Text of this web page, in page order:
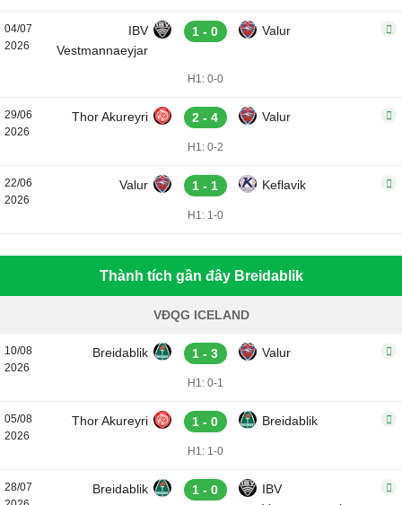
04/07
2026
IBV
Vestmannaeyjar
1 - 0 Valur
H1: 0-0
29/06
2026
Thor Akureyri 2 - 4 Valur
H1: 0-2
22/06
2026
Valur 1 - 1 Keflavik
H1: 1-0
Thành tích gần đây Breidablik
VĐQG ICELAND
10/08
2026
Breidablik 1 - 3 Valur
H1: 0-1
05/08
2026
Thor Akureyri 1 - 0 Breidablik
H1: 1-0
28/07
Breidablik 1 - 0
IBV